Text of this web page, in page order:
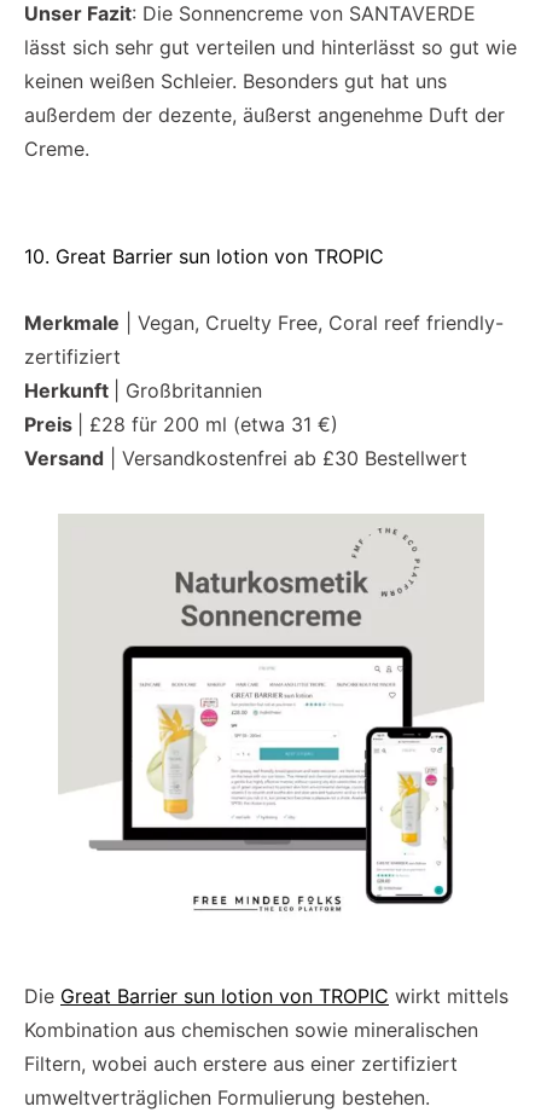
Unser Fazit: Die Sonnencreme von SANTAVERDE
lässt sich sehr gut verteilen und hinterlässt so gut wie
keinen weißen Schleier. Besonders gut hat uns
außerdem der dezente, äußerst angenehme Duft der
Creme.
10. Great Barrier sun lotion von TROPIC
Merkmale | Vegan, Cruelty Free, Coral reef friendly-
zertifiziert
Herkunft
| Großbritannien
Preis
| £28 für 200 ml (etwa 31 €)
Versand | Versandkostenfrei ab £30 Bestellwert
Die Great Barrier sun lotion von TROPIC wirkt mittels
Kombination aus chemischen sowie mineralischen
Filtern, wobei auch erstere aus einer zertifiziert
umweltverträglichen Formulierung bestehen.